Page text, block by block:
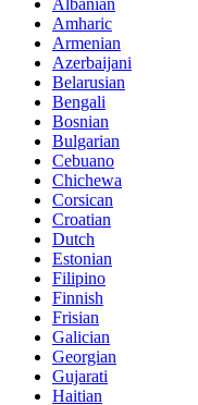
Albanian
Amharic
Armenian
Azerbaijani
Belarusian
Bengali
Bosnian
Bulgarian
Cebuano
Chichewa
Corsican
Croatian
Dutch
Estonian
Filipino
Finnish
Frisian
Galician
Georgian
Gujarati
Haitian